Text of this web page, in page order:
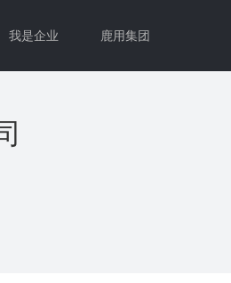
我是企业 鹿用集团